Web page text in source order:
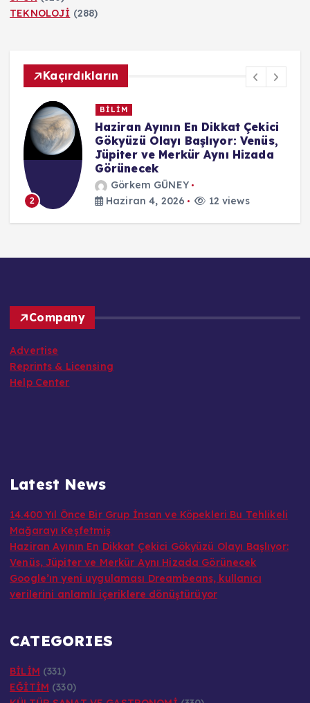
TEKNOLOJİ (288)
Kaçırdıkların
2
BİLİM
Haziran Ayının En Dikkat Çekici
Gökyüzü Olayı Başlıyor: Venüs,
Jüpiter ve Merkür Aynı Hizada
Görünecek
Görkem GÜNEY
Haziran 4, 2026
12 views
Company
Advertise
Reprints & Licensing
Help Center
Latest News
14.400 Yıl Önce Bir Grup İnsan ve Köpekleri Bu Tehlikeli
Mağarayı Keşfetmiş
Haziran Ayının En Dikkat Çekici Gökyüzü Olayı Başlıyor:
Venüs, Jüpiter ve Merkür Aynı Hizada Görünecek
Google’ın yeni uygulaması Dreambeans, kullanıcı
verilerini anlamlı içeriklere dönüştürüyor
CATEGORIES
BİLİM (331)
EĞİTİM (330)